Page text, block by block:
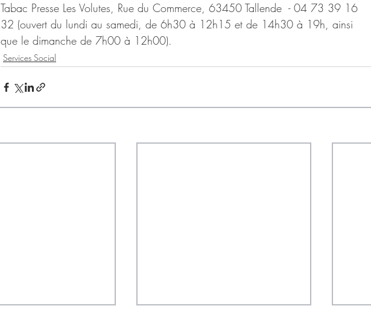
Tabac Presse Les Volutes, Rue du Commerce, 63450 Tallende  - 04 73 39 16
32 (ouvert du lundi au samedi, de 6h30 à 12h15 et de 14h30 à 19h, ainsi
que le dimanche de 7h00 à 12h00).
Services Social